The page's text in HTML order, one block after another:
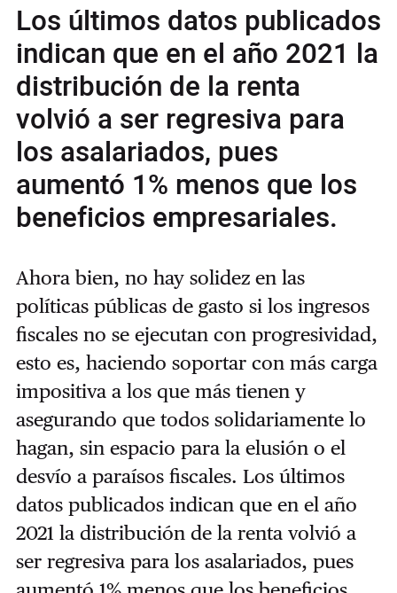
Los últimos datos publicados
indican que en el año 2021 la
distribución de la renta
volvió a ser regresiva para
los asalariados, pues
aumentó 1% menos que los
beneficios empresariales.
Ahora bien, no hay solidez en las
políticas públicas de gasto si los ingresos
fiscales no se ejecutan con progresividad,
esto es, haciendo soportar con más carga
impositiva a los que más tienen y
asegurando que todos solidariamente lo
hagan, sin espacio para la elusión o el
desvío a paraísos fiscales. Los últimos
datos publicados indican que en el año
2021 la distribución de la renta volvió a
ser regresiva para los asalariados, pues